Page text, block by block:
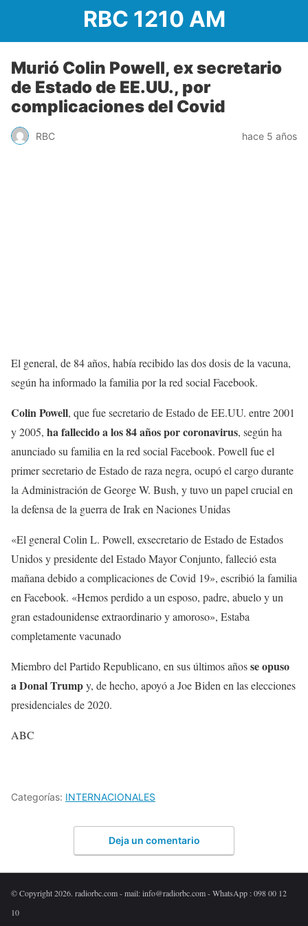
RBC 1210 AM
Murió Colin Powell, ex secretario
de Estado de EE.UU., por
complicaciones del Covid
RBC hace 5 años
El general, de 84 años, había recibido las dos dosis de la vacuna,
según ha informado la familia por la red social Facebook.
Colin Powell, que fue secretario de Estado de EE.UU. entre 2001
y 2005, ha fallecido a los 84 años por coronavirus, según ha
anunciado su familia en la red social Facebook. Powell fue el
primer secretario de Estado de raza negra, ocupó el cargo durante
la Administración de George W. Bush, y tuvo un papel crucial en
la defensa de la guerra de Irak en Naciones Unidas
«El general Colin L. Powell, exsecretario de Estado de Estados
Unidos y presidente del Estado Mayor Conjunto, falleció esta
mañana debido a complicaciones de Covid 19», escribió la familia
en Facebook. «Hemos perdido a un esposo, padre, abuelo y un
gran estadounidense extraordinario y amoroso», Estaba
completamente vacunado
Miembro del Partido Republicano, en sus últimos añosse opuso
a Donal Trumpy, de hecho, apoyó a Joe Biden en las elecciones
presidenciales de 2020.
ABC
Categorías: INTERNACIONALES
Deja un comentario
© Copyright 2026. radiorbc.com - mail: info@radiorbc.com - WhatsApp : 098 00 12
10